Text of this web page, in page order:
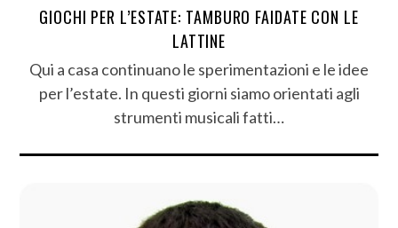
GIOCHI PER L’ESTATE: TAMBURO FAIDATE CON LE
LATTINE
Qui a casa continuano le sperimentazioni e le idee
per l’estate. In questi giorni siamo orientati agli
strumenti musicali fatti…